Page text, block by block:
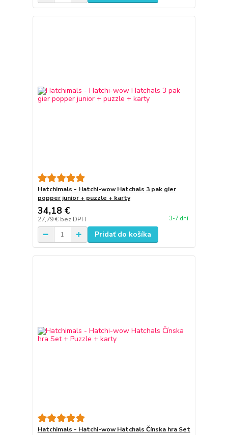
Hatchimals - Hatchi-wow Hatchals 3 pak gier
popper junior + puzzle + karty
34,18 €
27,79 € bez DPH 3-7 dní
Pridať do košíka
Hatchimals - Hatchi-wow Hatchals Čínska hra Set